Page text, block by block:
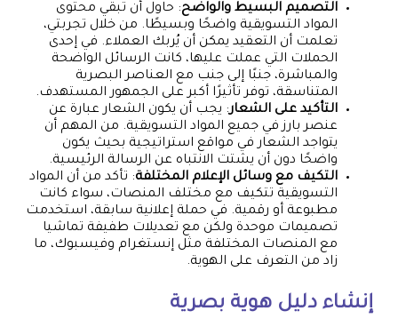
التصميم البسيط والواضح: حاول أن تبقي محتوى
المواد التسويقية واضحًا وبسيطًا. من خلال تجربتي،
تعلمت أن التعقيد يمكن أن يُربك العملاء. في إحدى
الحملات التي عملت عليها، كانت الرسائل الواضحة
والمباشرة، جنبًا إلى جنب مع العناصر البصرية
المتناسقة، توفر تأثيرًا أكبر على الجمهور المستهدف.
التأكيد على الشعار: يجب أن يكون الشعار عبارة عن
عنصر بارز في جميع المواد التسويقية. من المهم أن
يتواجد الشعار في مواقع استراتيجية بحيث يكون
واضحًا دون أن يشتت الانتباه عن الرسالة الرئيسية.
التكيف مع وسائل الإعلام المختلفة: تأكد من أن المواد
التسويقية تتكيف مع مختلف المنصات، سواء كانت
مطبوعة أو رقمية. في حملة إعلانية سابقة، استخدمت
تصميمات موحدة ولكن مع تعديلات طفيفة تماشيا
مع المنصات المختلفة مثل إنستغرام وفيسبوك، ما
زاد من التعرف على الهوية.
إنشاء دليل هوية بصرية